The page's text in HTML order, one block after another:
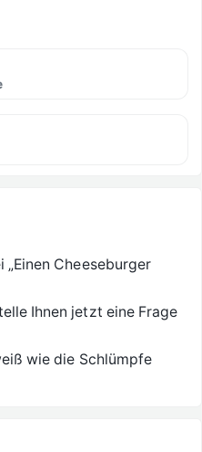
„Einen Cheeseburger
Ihnen jetzt eine Frage
wie die Schlümpfe